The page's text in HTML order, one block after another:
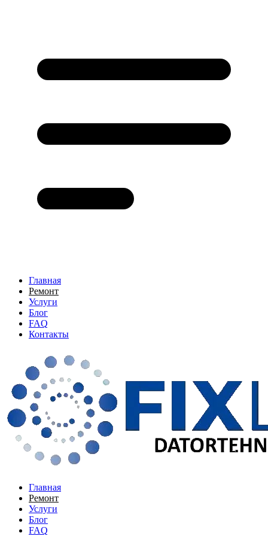
Главная
Ремонт
Услуги
Блог
FAQ
Контакты
Главная
Ремонт
Услуги
Блог
FAQ